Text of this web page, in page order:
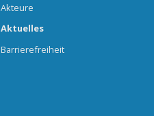
Akteure
Aktuelles
Barrierefreiheit